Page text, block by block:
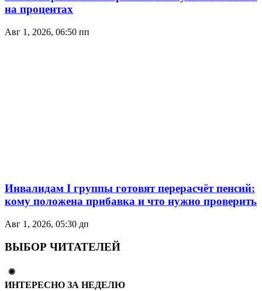
на процентах
Авг 1, 2026, 06:50 пп
Инвалидам I группы готовят перерасчёт пенсий:
кому положена прибавка и что нужно проверить
Авг 1, 2026, 05:30 дп
ВЫБОР ЧИТАТЕЛЕЙ
ИНТЕРЕСНО ЗА НЕДЕЛЮ